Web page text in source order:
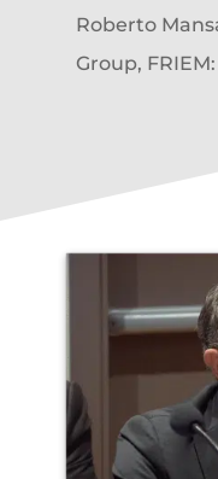
Roberto
Group, FRIEM: